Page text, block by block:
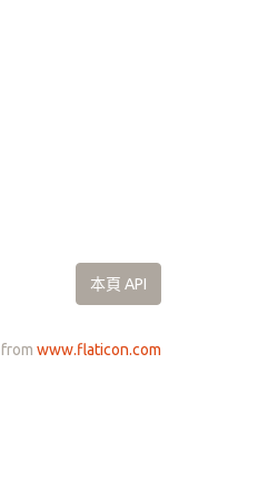
本頁 API
from www.flaticon.com